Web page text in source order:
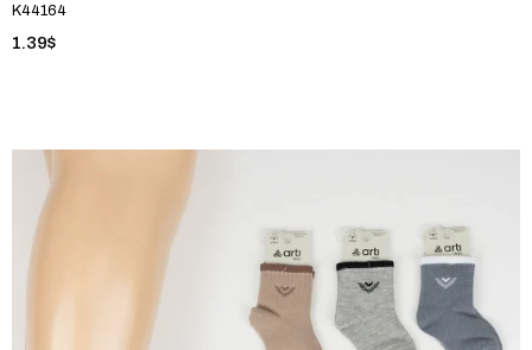
K44164
1.39$